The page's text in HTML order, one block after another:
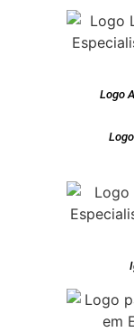
Logo